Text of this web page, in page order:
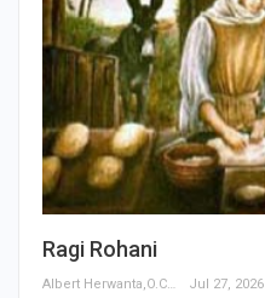
Ragi Rohani
Albert Herwanta,O.Carm Jul 27, 2026